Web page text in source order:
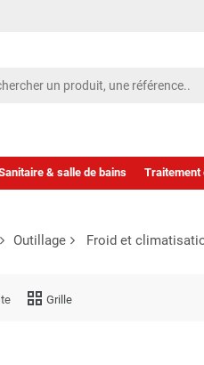
& salle de bains Traitement
Outillage Froid et
Grille